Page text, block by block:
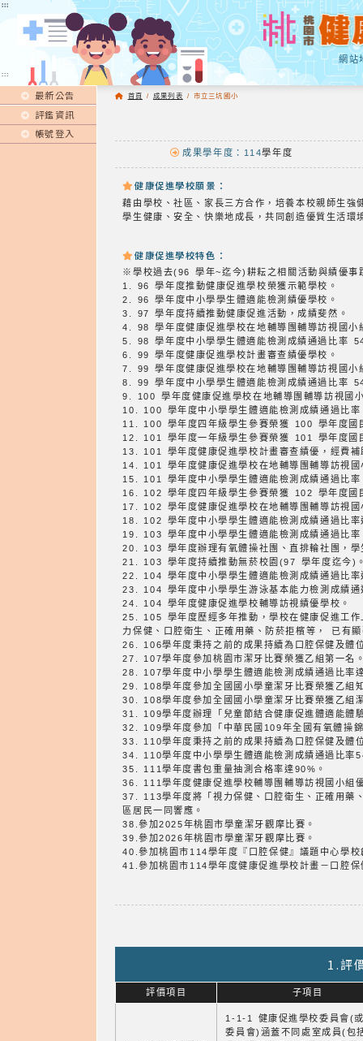
:::
網站
:::
最新公告
評鑑資訊
帳號登入
首頁 / 成果列表 / 市立三坑國小
成果學年度：114學年度
健康促進學校願景：
藉由學校、社區、家長三方合作，培養本校親師生
學生健康、安全、快樂地成長，共同創造優質生活環
健康促進學校特色：
※學校過去(96 學年~迄今)耕耘之相關活動與績優
1. 96 學年度推動健康促進學校榮獲示範學校。
2. 96 學年度中小學學生體適能檢測績優學校。
3. 97 學年度持續推動健康促進活動，成績斐然。
4. 98 學年度健康促進學校在地輔導團輔導訪視國
5. 98 學年度中小學學生體適能檢測成績通過比率
6. 99 學年度健康促進學校計畫審查績優學校。
7. 99 學年度健康促進學校在地輔導團輔導訪視國
8. 99 學年度中小學學生體適能檢測成績通過比率
9. 100 學年度健康促進學校在地輔導團輔導訪視國
10. 100 學年度中小學學生體適能檢測成績通過比
11. 100 學年度四年級學生參賽榮獲 100 學年度國
12. 101 學年度一年級學生參賽榮獲 101 學年度國
13. 101 學年度健康促進學校計畫審查績優，經費
14. 101 學年度健康促進學校在地輔導團輔導訪視
15. 101 學年度中小學學生體適能檢測成績通過比
16. 102 學年度四年級學生參賽榮獲 102 學年度國
17. 102 學年度健康促進學校在地輔導團輔導訪視
18. 102 學年度中小學學生體適能檢測成績通過比
19. 103 學年度中小學學生體適能檢測成績通過比
20. 103 學年度辦理有氧體操社團、直排輪社團，
21. 103 學年度持續推動無菸校園(97 學年度迄今)
22. 104 學年度中小學學生體適能檢測成績通過比
23. 104 學年度中小學學生游泳基本能力檢測成績
24. 104 學年度健康促進學校輔導訪視績優學校。
25. 105 學年度歷經多年推動，學校在健康促進工作上多有相當成效。與過往相比， 100～
力保健、口腔衛生、正確用藥、防菸拒檳等， 已有
26. 106學年度秉持之前的成果持續為口腔保健及體
27. 107學年度參加桃園市潔牙比賽榮獲乙組第一名
28. 107學年度中小學學生體適能檢測成績通過比
29. 108學年度參加全國國小學童潔牙比賽榮獲乙組
30. 108學年度參加全國國小學童潔牙比賽榮獲乙組
31. 109學年度辦理「兒童節結合健康促進體適能體
32. 109學年度參加「中華民國109年全國有氧體操
33. 110學年度秉持之前的成果持續為口腔保健及體
34. 110學年度中小學學生體適能檢測成績通過比率
35. 111學年度書包重量抽測合格率達90%。
36. 111學年度健康促進學校輔導團輔導訪視國小組
37. 113學年度將「視力保健、口腔衛生、正確用藥
區居民一同響應。
38.參加2025年桃園市學童潔牙觀摩比賽。
39.參加2026年桃園市學童潔牙觀摩比賽。
40.參加桃園市114學年度『口腔保健』議題中心學
41.參加桃園市114學年度健康促進學校計畫－口腔
1.評
評價項目 子項目
1-1-1 健康促進學校委員會(
委員會)涵蓋不同處室成員(包
:::